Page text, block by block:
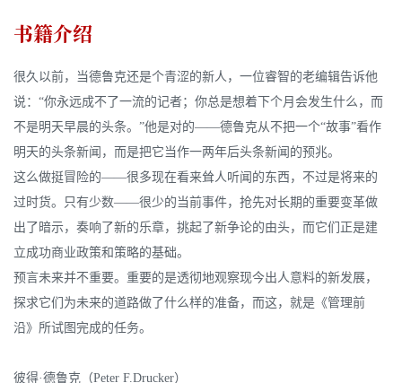
书籍介绍
很久以前，当德鲁克还是个青涩的新人，一位睿智的老编辑告诉他
说：“你永远成不了一流的记者；你总是想着下个月会发生什么，而
不是明天早晨的头条。”他是对的——德鲁克从不把一个“故事”看作
明天的头条新闻，而是把它当作一两年后头条新闻的预兆。
这么做挺冒险的——很多现在看来耸人听闻的东西，不过是将来的
过时货。只有少数——很少的当前事件，抢先对长期的重要变革做
出了暗示，奏响了新的乐章，挑起了新争论的由头，而它们正是建
立成功商业政策和策略的基础。
预言未来并不重要。重要的是透彻地观察现今出人意料的新发展，
探求它们为未来的道路做了什么样的准备，而这，就是《管理前
沿》所试图完成的任务。
彼得·德鲁克（Peter F.Drucker）